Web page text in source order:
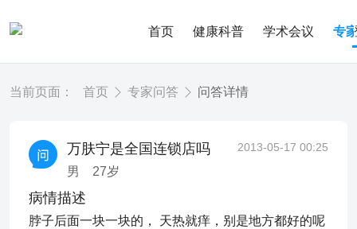
首页 健康科普 学术会议 专
当前页面： 首页 专家问答 问答详情
万肤宁是全国连锁店吗
男 27岁
2013-05-17 00:25
病情描述
脖子后面一块一块的， 天热就痒，别是地方都好的呢